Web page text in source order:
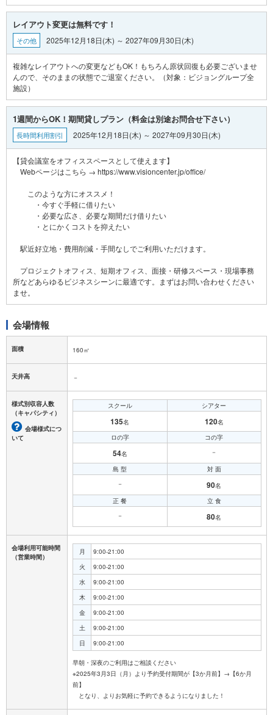
レイアウト変更は無料です！
その他 2025年12月18日(木) ～ 2027年09月30日(木)
複雑なレイアウトへの変更などもOK！もちろん原状回復も必要ございませ
んので、そのままの状態でご退室ください。（対象：ビジョングループ全
1週間からOK！期間貸しプラン（料金は別途お問合せ下さい）
長時間利用割引 2025年12月18日(木) ～ 2027年09月30日(木)
【貸会議室をオフィススペースとして使えます】
Webページはこちら → https://www.visioncenter.jp/office/
このような方にオススメ！
・今すぐ手軽に借りたい
・必要な広さ、必要な期間だけ借りたい
・とにかくコストを抑えたい
駅近好立地・費用削減・手間なしでご利用いただけます。
プロジェクトオフィス、短期オフィス、面接・研修スペース・現場事務
所などあらゆるビジネスシーンに最適です。まずはお問い合わせください
会場情報
面積 160㎡
天井高 －
様式別収容人数
（キャパシティ）
会場様式につ
いて
スクール
135名
シアター
120名
ロの字
54名
コの字
－
島 型
－
対 面
90名
正 餐
－
立 食
80名
会場利用可能時間
（営業時間）
月
9:00-21:00
火
9:00-21:00
水
9:00-21:00
木
9:00-21:00
金
9:00-21:00
土
9:00-21:00
日
9:00-21:00
早朝・深夜のご利用はご相談ください
※2025年3月3日（月）より予約受付期間が【3か月前】→【6か月
前】